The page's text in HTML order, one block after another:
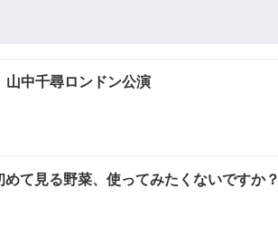
山中千尋ロンドン公演
て見る野菜、使ってみたくないですか？